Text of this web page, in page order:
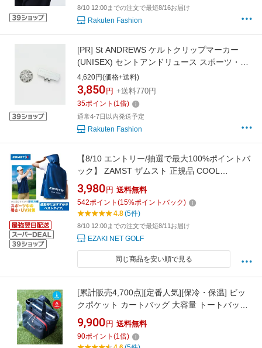
8/10 12:00までの注文で最短8/16お届け
Rakuten Fashion
[PR] St ANDREWS ケルトクリップマーカー
(UNISEX) セントアンドリュース スポーツ・ア
ウトドア用品 ゴルフグッズ シルバー ゴールド
ブラック
4,620円(価格+送料)
3,850 円 +送料770円
35ポイント (1倍)
通常4-7日以内発送予定
Rakuten Fashion
【8/10 エントリー/抽選で最大100%ポイントバ
ック】 ZAMST ザムスト 正規品 COOL
SHADER(クールシェイダー) ACTIVE VEST(ア
クティブベスト) 冷感ベスト UVカット 2026継
続モデル 「 389531 」 【当店在庫品】
3,980 円 送料無料
542ポイント (15%ポイントバック)
4.8(5件)
8/10 12:00までの注文で最短8/11お届け
EZAKI NET GOLF
同じ商品を安い順で見る
[累計販売4,700点][定番人気][保冷・保温] ビッ
クポケット カートバッグ 大容量 トートバッグ
タウンユース 普段使い レジャー ギフト
BEAMS GOLF ビームス ゴルフ スポーツ・アウ
トドア用品 ゴルフグッズ ブラック ネイビー
9,900 円 送料無料
90ポイント (1倍)